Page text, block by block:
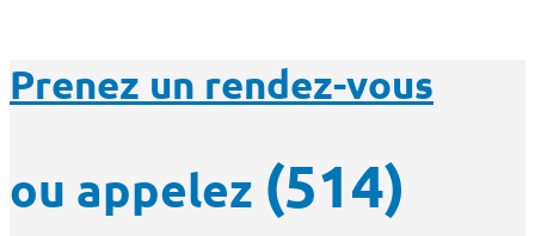
Prenez un rendez-vous
ou appelez (514)